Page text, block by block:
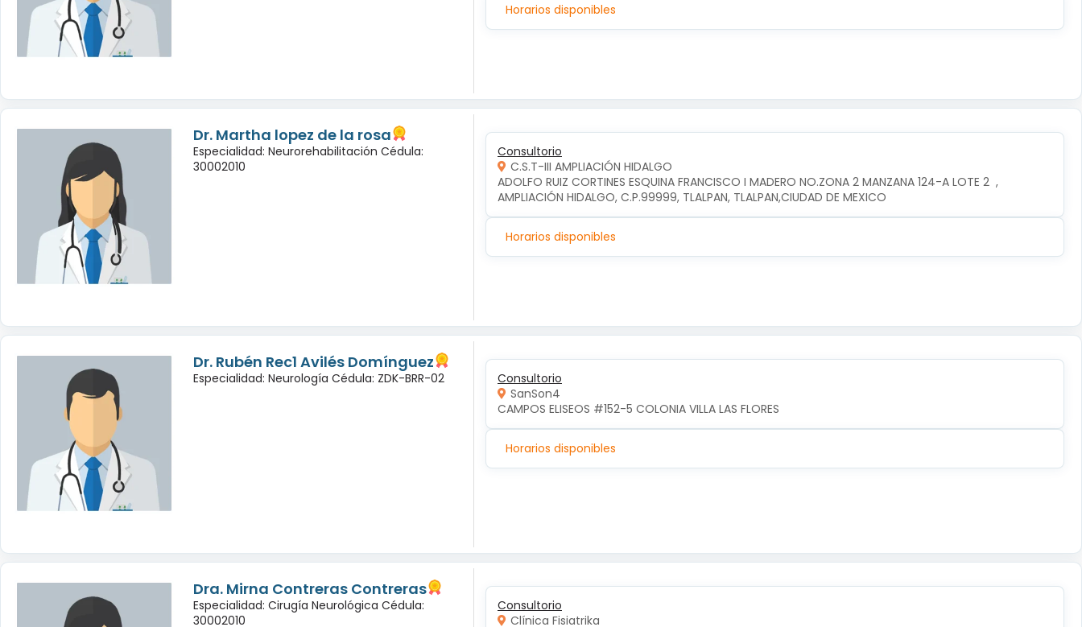
Horarios disponibles
Dr. Martha lopez de la rosa
Especialidad: Neurorehabilitación Cédula:
30002010
Consultorio
C.S.T-III AMPLIACIÓN HIDALGO
ADOLFO RUIZ CORTINES ESQUINA FRANCISCO I MADERO NO.ZONA 2 MANZANA 124-A LOTE 2  ,
AMPLIACIÓN HIDALGO, C.P.99999, TLALPAN, TLALPAN,CIUDAD DE MEXICO
Horarios disponibles
Dr. Rubén Rec1 Avilés Domínguez
Especialidad: Neurología Cédula: ZDK-BRR-02
Consultorio
SanSon4
CAMPOS ELISEOS #152-5 COLONIA VILLA LAS FLORES
Horarios disponibles
Dra. Mirna Contreras Contreras
Especialidad: Cirugía Neurológica Cédula:
30002010
Consultorio
Clínica Fisiatrika